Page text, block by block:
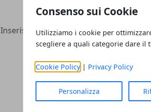
Consenso sui Cookie
Utilizziamo i cookie per
scegliere a quali categorie dare il
Cookie Policy| Privacy Policy
Personalizza
Cerca nel nostro
Inserisci una parola chiave per trovare